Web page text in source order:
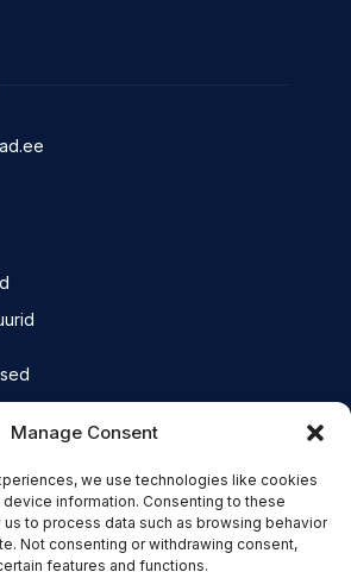
Manage Consent
we use technologies like cookies
information. Consenting to these
to process data such as browsing behavior
Not consenting or withdrawing consent,
features and functions.